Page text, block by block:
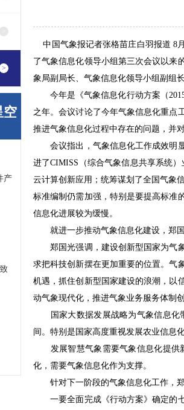
空
产
中国气象报记者张格苗庄白羽报道 8
了气象信息化领导小组第三次会议以来
象局副局长、气象信息化领导小组副组
今年是《气象信息化行动方案（2015
之年。会议讨论了今年气象信息化重点
推进气象信息化过程中存在的问题，并
会议指出，气象信息化工作成效明显
进了CIMISS（综合气象信息共享系统
云计算创新应用；统筹谋划了全国气象
标准编制仍需加强，特别是要提高标准
信息化进展较为缓慢。
就进一步推动气象信息化建设，郑国
郑国光强调，建设创新型国家为气象
求把科技创新摆在更加重要的位置。气
机遇，抓住创新型国家建设的浪潮，以
动气象现代化，推进气象业务服务体制创
国家大数据发展战略为气象信息化带
间。特别是国家高度重视发展农业信息
发展智慧气象需要气象信息化提供新
化，需要气象信息化作为支撑。
针对下一阶段的气象信息化工作，郑
一要全面完成《行动方案》确定的七